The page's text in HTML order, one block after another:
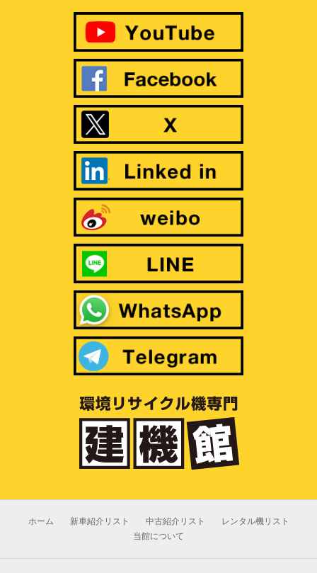
ホーム 新車紹介リスト 中古紹介リスト
レンタル機リスト
当館について